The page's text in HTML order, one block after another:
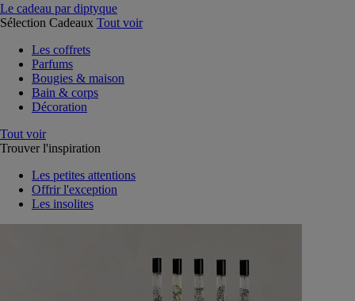
Le cadeau par diptyque
Sélection Cadeaux Tout voir
Les coffrets
Parfums
Bougies & maison
Bain & corps
Décoration
Tout voir
Trouver l'inspiration
Les petites attentions
Offrir l'exception
Les insolites